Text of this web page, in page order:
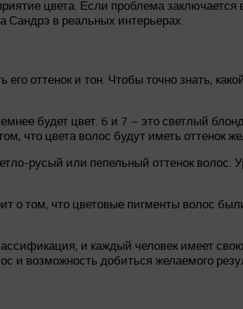
цвета. Если проблема заключается
Сандрэ в реальных интерьерах.
оттенок и тон. Чтобы точно знать,
будет цвет. 6 и 7 – это светлый
что цвета волос будут иметь оттенок
русый или пепельный оттенок волос.
о том, что цветовые пигменты волос
и каждый человек имеет
и возможность добиться желаемого